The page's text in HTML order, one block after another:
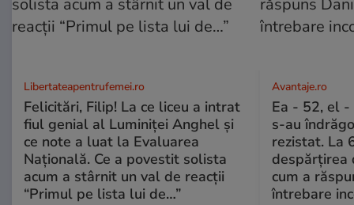
Libertateapentrufemei.ro
Felicitări, Filip! La ce liceu a intrat
fiul genial al Luminiței Anghel și
ce note a luat la Evaluarea
Națională. Ce a povestit solista
acum a stârnit un val de reacții
“Primul pe lista lui de…”
Avantaje.ro
Ea - 52, el -
s-au
rezistat. La
despărțirea
cum a
întrebare